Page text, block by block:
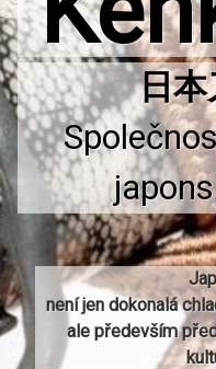
není jen dokonalá
ale především